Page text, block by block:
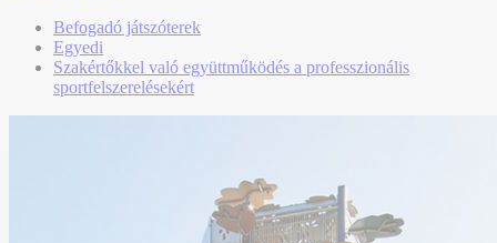
Befogadó játszóterek
Egyedi
Szakértőkkel való együttműködés a professzionális
sportfelszerelésekért